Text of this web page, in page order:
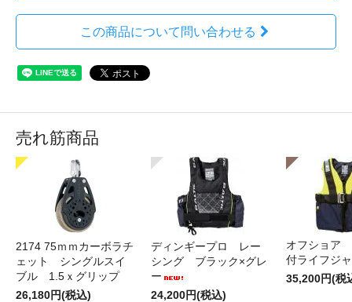
この商品について問い合わせる
売れ筋商品
2174 75ｍｍカーボラチ
ェット シングルスイ
ブル 1.5ｘグリップ
26,180円(税込)
ディンギープロ レー
シング ブラック×グレ
ー
24,200円(税込)
オフショア
付ライフジ
35,200円(税